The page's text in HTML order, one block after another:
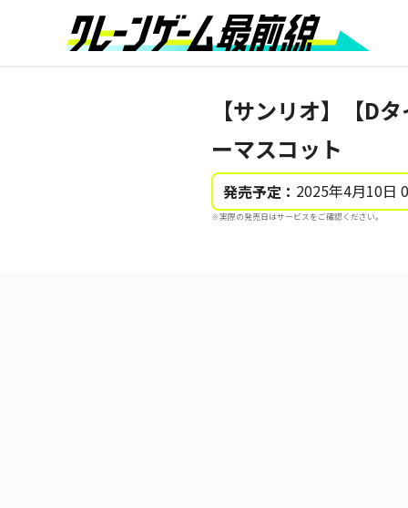
【サンリオ】【D
ーマスコット
発売予定： 2025年4月10日
※実際の発売日はサービスをご確認ください。